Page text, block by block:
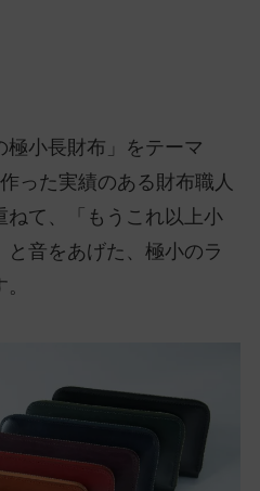
極小長財布」をテーマ
った実績のある財布職人
ねて、「もうこれ以上小
音をあげた、極小のラ